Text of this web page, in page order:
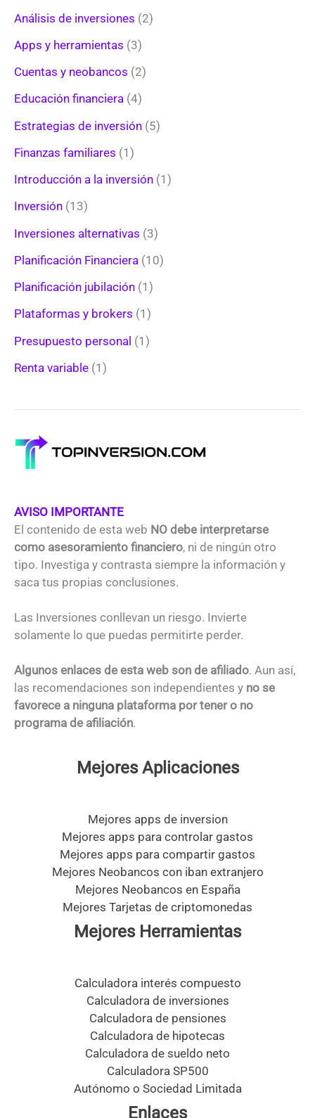
Análisis de inversiones (2)
Apps y herramientas (3)
Cuentas y neobancos (2)
Educación financiera (4)
Estrategias de inversión (5)
Finanzas familiares (1)
Introducción a la inversión (1)
Inversión (13)
Inversiones alternativas (3)
Planificación Financiera (10)
Planificación jubilación (1)
Plataformas y brokers (1)
Presupuesto personal (1)
Renta variable (1)
AVISO IMPORTANTE
El contenido de esta web NO debe interpretarse
como asesoramiento financiero, ni de ningún otro
tipo. Investiga y contrasta siempre la información y
saca tus propias conclusiones.
Las Inversiones conllevan un riesgo. Invierte
solamente lo que puedas permitirte perder.
Algunos enlaces de esta web son de afiliado. Aun así,
las recomendaciones son independientes y no se
favorece a ninguna plataforma por tener o no
programa de afiliación.
Mejores Aplicaciones
Mejores apps de inversion
Mejores apps para controlar gastos
Mejores apps para compartir gastos
Mejores Neobancos con iban extranjero
Mejores Neobancos en España
Mejores Tarjetas de criptomonedas
Mejores Herramientas
Calculadora interés compuesto
Calculadora de inversiones
Calculadora de pensiones
Calculadora de hipotecas
Calculadora de sueldo neto
Calculadora SP500
Autónomo o Sociedad Limitada
Enlaces